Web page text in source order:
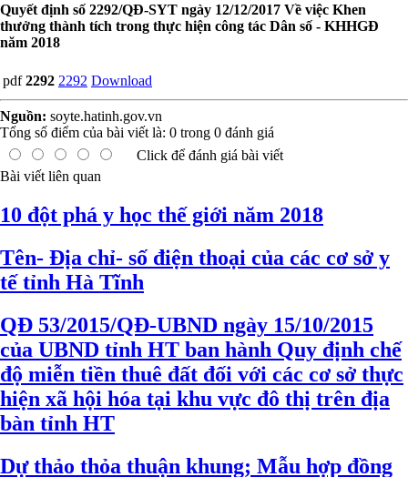
Quyết định số 2292/QĐ-SYT ngày 12/12/2017 Về việc Khen
thưởng thành tích trong thực hiện công tác Dân số - KHHGĐ
năm 2018
pdf 2292 2292 Download
Nguồn: soyte.hatinh.gov.vn
Tổng số điểm của bài viết là: 0 trong 0 đánh giá
Click để đánh giá bài viết
Bài viết liên quan
10 đột phá y học thế giới năm 2018
Tên- Địa chỉ- số điện thoại của các cơ sở y
tế tỉnh Hà Tĩnh
QĐ 53/2015/QĐ-UBND ngày 15/10/2015
của UBND tỉnh HT ban hành Quy định chế
độ miễn tiền thuê đất đối với các cơ sở thực
hiện xã hội hóa tại khu vực đô thị trên địa
bàn tỉnh HT
Dự thảo thỏa thuận khung; Mẫu hợp đồng